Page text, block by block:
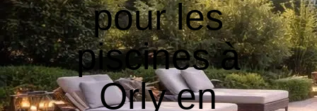
pour les
piscines à
Orly en